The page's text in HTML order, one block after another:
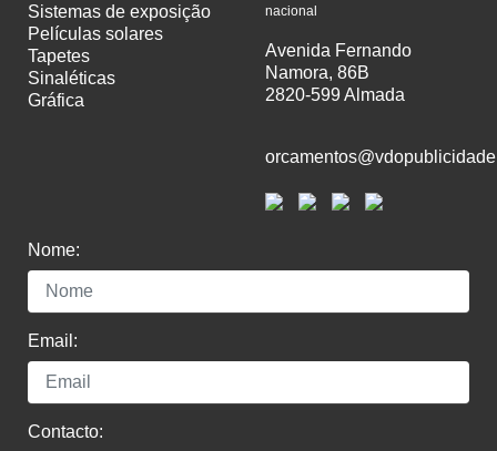
sistemas de exposição
películas solares
tapetes
sinaléticas
gráfica
nacional
Avenida Fernando
Namora, 86B
2820-599 Almada
Nome:
Email:
Contacto: